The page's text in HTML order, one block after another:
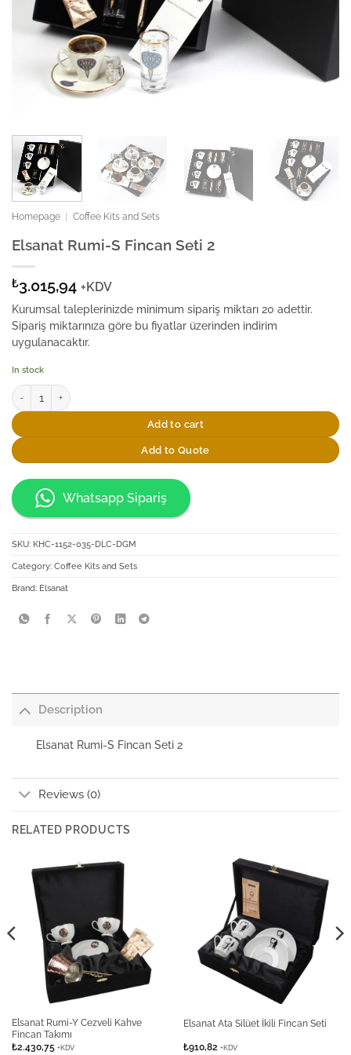
Homepage Coffee Kits and Sets
Elsanat Rumi-S Fincan Seti 2
₺3.015,94 +KDV
Kurumsal taleplerinizde minimum sipariş miktarı 20 adettir.
Sipariş miktarınıza göre bu fiyatlar üzerinden indirim
uygulanacaktır.
In stock
Elsanat Rumi-S Fincan Seti 2 quantity
Add to cart
Add to Quote
Whatsapp Sipariş
SKU: KHC-1152-035-DLC-DGM
Category: Coffee Kits and Sets
Brand: Elsanat
Description
Elsanat Rumi-S Fincan Seti 2
Reviews (0)
RELATED PRODUCTS
Elsanat Rumi-Y Cezveli Kahve
Fincan Takımı
₺2.430,75 +KDV
Elsanat Ata Silüet İkili Fincan Seti
₺910,82 +KDV